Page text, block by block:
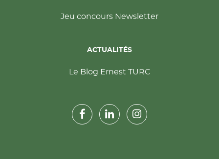
Jeu concours Newsletter
ACTUALITÉS
Le Blog Ernest TURC